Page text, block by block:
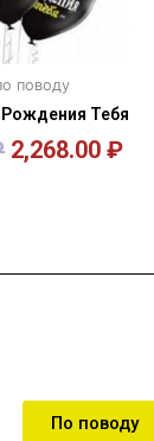
поводу
Тебя
2,268.00₽
По поводу